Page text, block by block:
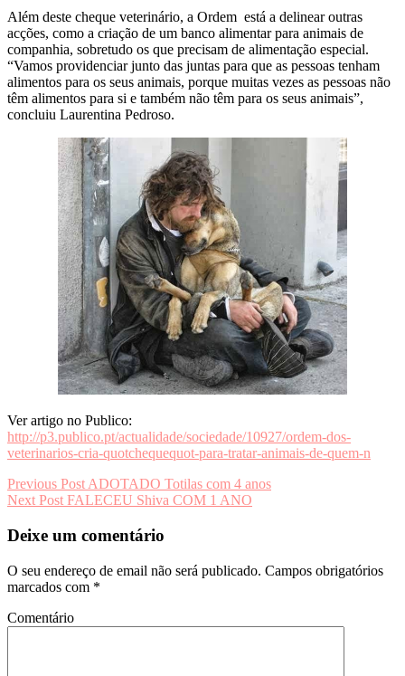
Além deste cheque veterinário, a Ordem está a delinear outras
acções, como a criação de um banco alimentar para animais de
companhia, sobretudo os que precisam de alimentação especial.
“Vamos providenciar junto das juntas para que as pessoas tenham
alimentos para os seus animais, porque muitas vezes as pessoas não
têm alimentos para si e também não têm para os seus animais”,
concluiu Laurentina Pedroso.
Ver artigo no Publico:
http://p3.publico.pt/actualidade/sociedade/10927/ordem-dos-
veterinarios-cria-quotchequequot-para-tratar-animais-de-quem-n
Navegação
de
artigos
Previous Post ADOTADO Totilas com 4 anos
Next Post FALECEU Shiva COM 1 ANO
Deixe um comentário
O seu endereço de email não será publicado. Campos obrigatórios
marcados com *
Comentário